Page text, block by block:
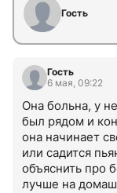
Гость
Гость
6 мая, 09:22
Она больна, у
был рядом и
она начинает
или садится
объяснить про
лучше на